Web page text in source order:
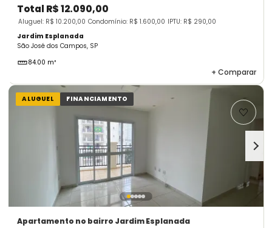
Total R$ 12.090,00
Aluguel: R$ 10.200,00 Condomínio: R$ 1.600,00 IPTU: R$ 290,00
Jardim Esplanada
São José dos Campos, SP
84.00 m²
+ Comparar
ALUGUEL FINANCIAMENTO
Apartamento no bairro Jardim Esplanada